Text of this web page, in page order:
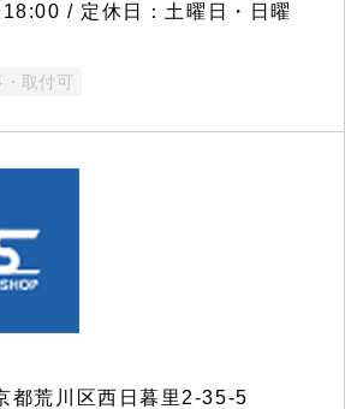
/ 定休日：土曜日・日曜
・取付可
荒川区西日暮里2-35-5